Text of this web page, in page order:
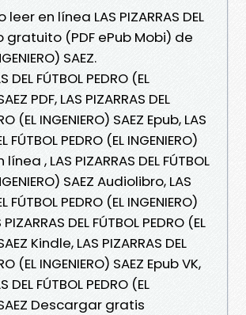
en línea LAS PIZARRAS DEL
gratuito (PDF ePub Mobi) de
SAEZ.
DEL FÚTBOL PEDRO (EL
PDF, LAS PIZARRAS DEL
(EL INGENIERO) SAEZ Epub, LAS
FÚTBOL PEDRO (EL INGENIERO)
línea , LAS PIZARRAS DEL FÚTBOL
SAEZ Audiolibro, LAS
FÚTBOL PEDRO (EL INGENIERO)
PIZARRAS DEL FÚTBOL PEDRO (EL
Kindle, LAS PIZARRAS DEL
(EL INGENIERO) SAEZ Epub VK,
DEL FÚTBOL PEDRO (EL
SAEZ Descargar gratis